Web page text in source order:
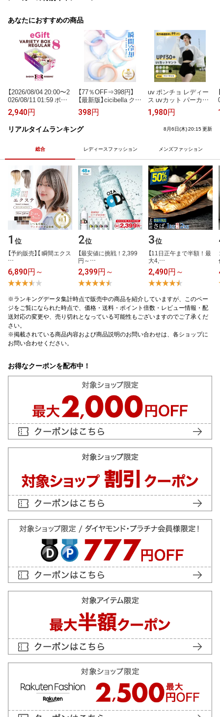
あなたにおすすめの商品
【2026/08/04 20:00〜2
026/08/11 01:59 ポイ
ント2倍】【楽券_eギフ
ト】サーティワン バラ
ュラー8コ入り
2,940円
【77％OFF⇒398円】
【最新版】cicibella クー
ルリング アイスクー
ルリング ネッククー
ング 冷感リング ひん
ック スマートアイス
リングクール 大人用
子供用 冷却 暑さ対策
冷感グッズ 送料無料
398円
uv ポンチョ レディー
ス uvカット パーカー
冷感 ポンチョ uvパー
カー 体型カバー 長袖
シュガード 冷感スト
度 涼しい トップス ス
ポーツ スポーツ ジョ
ギング 海 連続使用 紫
外線遮断 脱出やすい
1,980円
リアルタイムランキング 8月6日(木) 20:15 更新
総合 レディースファッション メンズファッション
1 位
【​予​約​販​売​】​【​ ​瞬​間​エ​ク​ス​
…
6,890円～
2位
【​最​安​値​に​挑​戦​！​2​,​3​9​9​
円​～​…
2,399円～
3位
【​1​1​日​正​午​ま​で​半​額​！​最​
大​4​,​…
2,490円～
※ランキングデータ集計時点で販売中の商品を紹介していますが、このペー
ジをご覧になられた時点で、価格・送料・ポイント倍数・レビュー情報・配
送対応の変更や、売り切れとなっている可能性もございますのでご了承くだ
さい。
※掲載されている商品内容および商品説明のお問い合わせは、各ショップに
お問い合わせください。
お得なクーポンを配布中！